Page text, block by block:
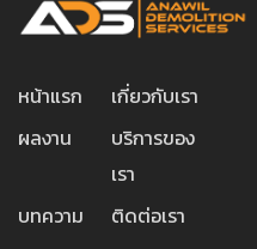
หน้าแรก
เกี่ยวกับเรา
ผลงาน
บริการของ
เรา
บทความ
ติดต่อเรา